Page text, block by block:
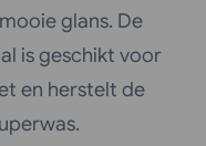
glans. De
is geschikt voor
en herstelt de